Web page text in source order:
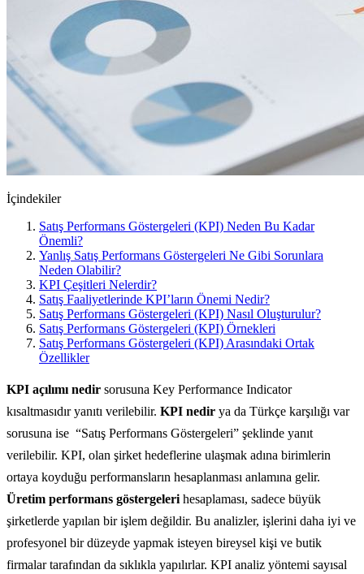
İçindekiler
Satış Performans Göstergeleri (KPI) Neden Bu Kadar
Önemli?
Yanlış Satış Performans Göstergeleri Ne Gibi Sorunlara
Neden Olabilir?
KPI Çeşitleri Nelerdir?
Satış Faaliyetlerinde KPI’ların Önemi Nedir?
Satış Performans Göstergeleri (KPI) Nasıl Oluşturulur?
Satış Performans Göstergeleri (KPI) Örnekleri
Satış Performans Göstergeleri (KPI) Arasındaki Ortak
Özellikler
KPI açılımı nedir sorusuna Key Performance Indicator
kısaltmasıdır yanıtı verilebilir. KPI nedir ya da Türkçe karşılığı var
sorusuna ise “Satış Performans Göstergeleri” şeklinde yanıt
verilebilir. KPI, olan şirket hedeflerine ulaşmak adına birimlerin
ortaya koyduğu performansların hesaplanması anlamına gelir.
Üretim performans göstergeleri hesaplaması, sadece büyük
şirketlerde yapılan bir işlem değildir. Bu analizler, işlerini daha iyi ve
profesyonel bir düzeyde yapmak isteyen bireysel kişi ve butik
firmalar tarafından da sıklıkla yapılırlar. KPI analiz yöntemi sayısal